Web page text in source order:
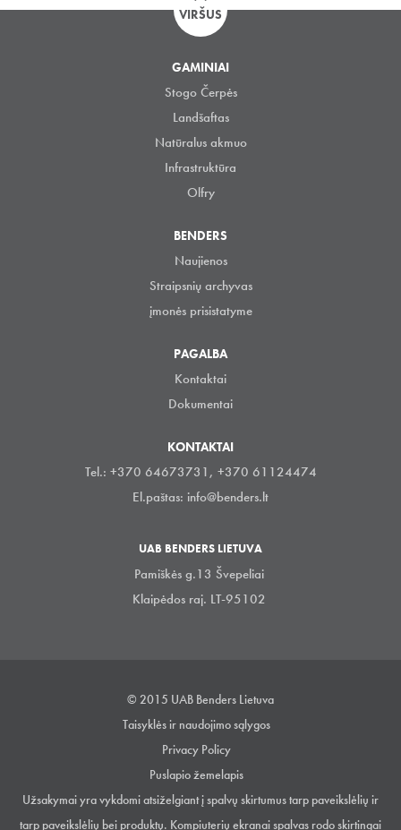
VIRŠUS
GAMINIAI
Stogo Čerpės
Landšaftas
Natūralus akmuo
Infrastruktūra
Olfry
BENDERS
Naujienos
Straipsnių archyvas
įmonės prisistatyme
PAGALBA
Kontaktai
Dokumentai
KONTAKTAI
Tel.: +370 64673731, +370 61124474
El.paštas: info@benders.lt
UAB BENDERS LIETUVA
Pamiškės g.13 Švepeliai
Klaipėdos raj. LT-95102
© 2015 UAB Benders Lietuva
Taisyklės ir naudojimo sąlygos
Privacy Policy
Puslapio žemelapis
Užsakymai yra vykdomi atsiželgiant į spalvų skirtumus tarp paveikslėlių ir
tarp paveikslėlių bei produktų. Kompiuterių ekranai spalvas rodo skirtingai